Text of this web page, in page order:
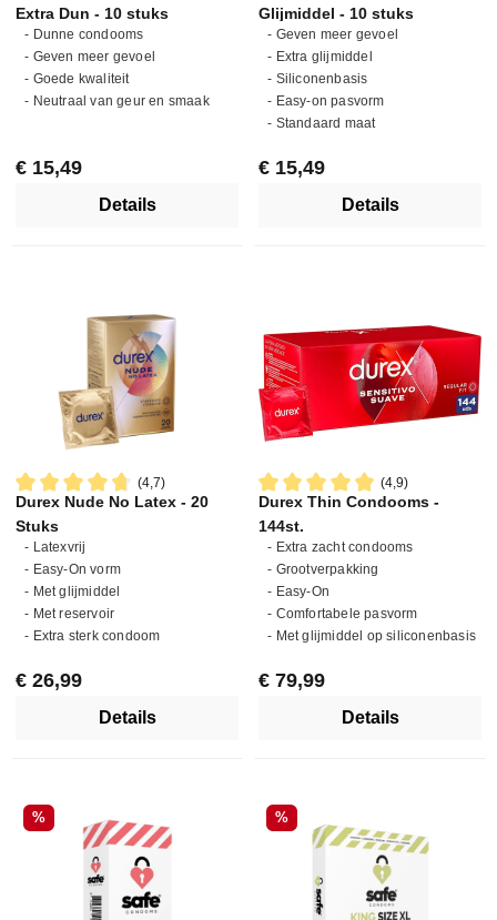
Extra Dun - 10 stuks
- Dunne condooms
- Geven meer gevoel
- Goede kwaliteit
- Neutraal van geur en smaak
Normale prijs:
€ 15,49
Details
Glijmiddel - 10 stuks
- Geven meer gevoel
- Extra glijmiddel
- Siliconenbasis
- Easy-on pasvorm
- Standaard maat
Normale prijs:
€ 15,49
Details
(4,7)
Gemiddelde waardering van 4.7 van 5 sterren
Durex Nude No Latex - 20
Stuks
- Latexvrij
- Easy-On vorm
- Met glijmiddel
- Met reservoir
- Extra sterk condoom
Normale prijs:
€ 26,99
Details
(4,9)
Gemiddelde waardering van
Durex Thin Condooms -
144st.
- Extra zacht condooms
- Grootverpakking
- Easy-On
- Comfortabele pasvorm
- Met glijmiddel op siliconenbasis
Normale prijs:
€ 79,99
Details
Korting
% Korting
%